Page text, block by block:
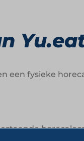
een fysieke